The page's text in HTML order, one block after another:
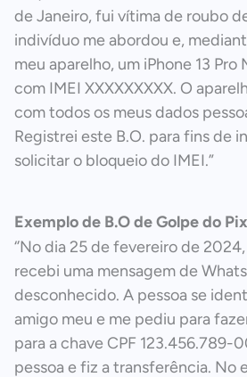
de Janeiro, fui vítima de roubo
indivíduo me abordou e,
meu aparelho, um iPhone 13 Pro
com IMEI XXXXXXXXX. O
com todos os meus dados
Registrei este B.O. para fins de
solicitar o bloqueio do IMEI.”
Exemplo de B.O de Golpe do Pix
‘’No dia 25 de fevereiro de
recebi uma mensagem de
desconhecido. A pessoa se
amigo meu e me pediu para
para a chave CPF 123.456.789-
pessoa e fiz a transferência. No